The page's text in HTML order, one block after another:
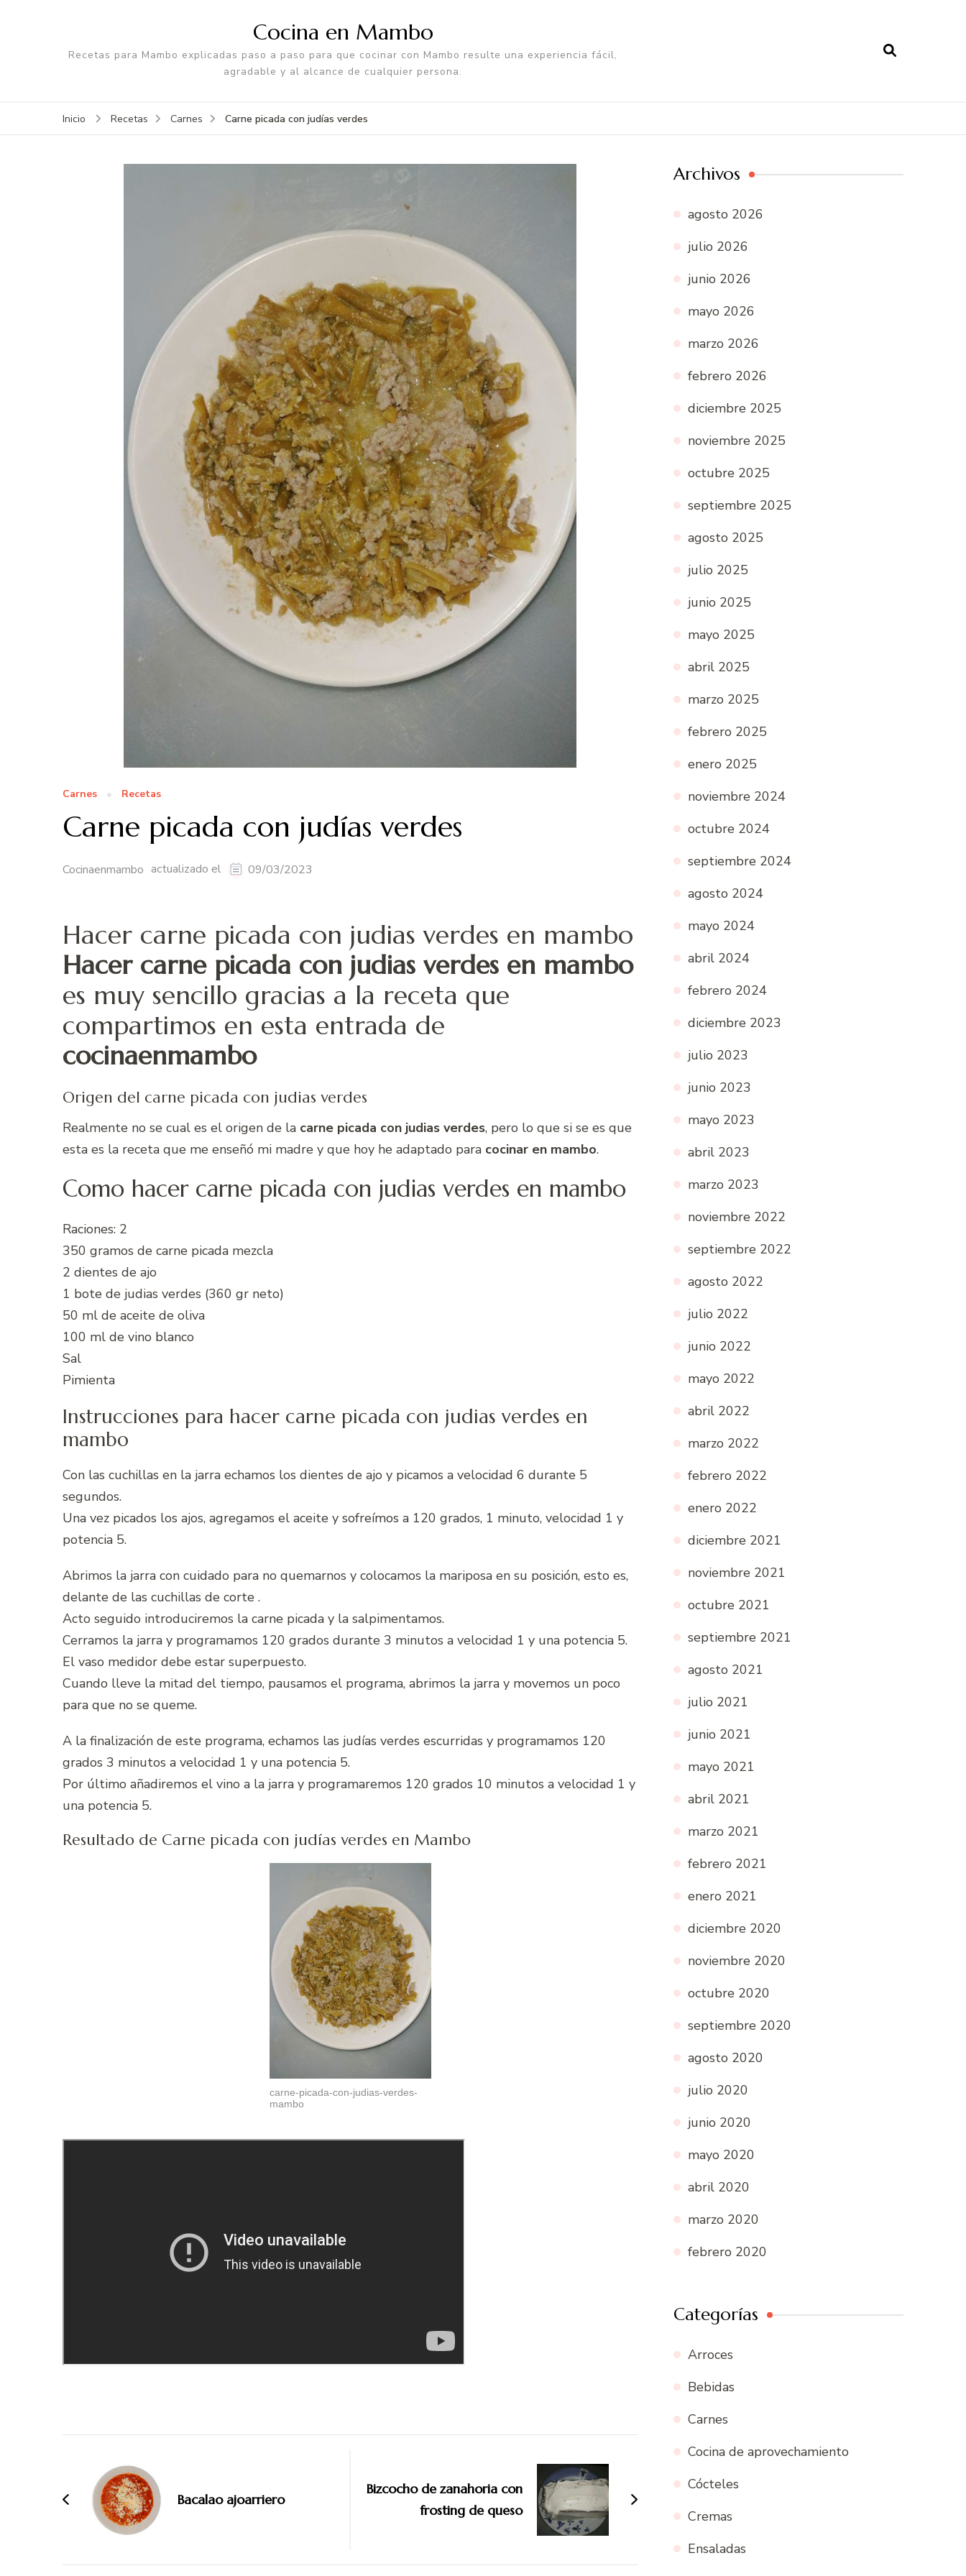
Cocina en Mambo
Recetas para Mambo explicadas paso a paso para que cocinar con Mambo resulte una experiencia fácil,
agradable y al alcance de cualquier persona.
Inicio Recetas Carnes Carne picada con judías verdes
Carnes Recetas
Carne picada con judías verdes
Cocinaenmambo actualizado el 09/03/2023
Hacer carne picada con judias verdes en mambo
Hacer carne picada con judias verdes en mambo
es muy sencillo gracias a la receta que
compartimos en esta entrada de
cocinaenmambo
Origen del carne picada con judias verdes
Realmente no se cual es el origen de la carne picada con judias verdes, pero lo que si se es que
esta es la receta que me enseñó mi madre y que hoy he adaptado para cocinar en mambo.
Como hacer carne picada con judias verdes en mambo
Raciones: 2
350 gramos de carne picada mezcla
2 dientes de ajo
1 bote de judias verdes (360 gr neto)
50 ml de aceite de oliva
100 ml de vino blanco
Sal
Pimienta
Instrucciones para hacer carne picada con judias verdes en
mambo
Con las cuchillas en la jarra echamos los dientes de ajo y picamos a velocidad 6 durante 5
segundos.
Una vez picados los ajos, agregamos el aceite y sofreímos a 120 grados, 1 minuto, velocidad 1 y
potencia 5.
Abrimos la jarra con cuidado para no quemarnos y colocamos la mariposa en su posición, esto es,
delante de las cuchillas de corte .
Acto seguido introduciremos la carne picada y la salpimentamos.
Cerramos la jarra y programamos 120 grados durante 3 minutos a velocidad 1 y una potencia 5.
El vaso medidor debe estar superpuesto.
Cuando lleve la mitad del tiempo, pausamos el programa, abrimos la jarra y movemos un poco
para que no se queme.
A la finalización de este programa, echamos las judías verdes escurridas y programamos 120
grados 3 minutos a velocidad 1 y una potencia 5.
Por último añadiremos el vino a la jarra y programaremos 120 grados 10 minutos a velocidad 1 y
una potencia 5.
Resultado de Carne picada con judías verdes en Mambo
carne-picada-con-judias-verdes-
mambo
entradas
Bacalao ajoarriero
Bizcocho de zanahoria con
frosting de queso
Archivos
agosto 2026
julio 2026
junio 2026
mayo 2026
marzo 2026
febrero 2026
diciembre 2025
noviembre 2025
octubre 2025
septiembre 2025
agosto 2025
julio 2025
junio 2025
mayo 2025
abril 2025
marzo 2025
febrero 2025
enero 2025
noviembre 2024
octubre 2024
septiembre 2024
agosto 2024
mayo 2024
abril 2024
febrero 2024
diciembre 2023
julio 2023
junio 2023
mayo 2023
abril 2023
marzo 2023
noviembre 2022
septiembre 2022
agosto 2022
julio 2022
junio 2022
mayo 2022
abril 2022
marzo 2022
febrero 2022
enero 2022
diciembre 2021
noviembre 2021
octubre 2021
septiembre 2021
agosto 2021
julio 2021
junio 2021
mayo 2021
abril 2021
marzo 2021
febrero 2021
enero 2021
diciembre 2020
noviembre 2020
octubre 2020
septiembre 2020
agosto 2020
julio 2020
junio 2020
mayo 2020
abril 2020
marzo 2020
febrero 2020
Categorías
Arroces
Bebidas
Carnes
Cocina de aprovechamiento
Cócteles
Cremas
Ensaladas